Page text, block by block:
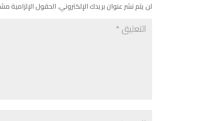
لن يتم نشر عنوان بريدك الإلكتروني.الحقول الإلزامية